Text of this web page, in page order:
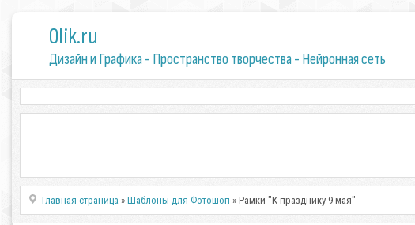
0lik.ru
Дизайн и Графика - Пространство творчества - Нейронная сеть
Главная страница »Шаблоны для Фотошоп » Рамки "К празднику 9 мая"